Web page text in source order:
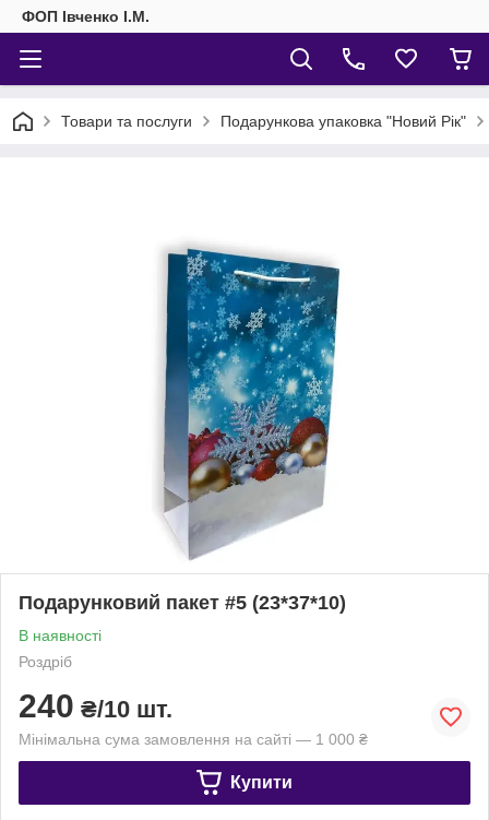
ФОП Івченко І.М.
Товари та послуги Подарункова упаковка "Новий Рік"
Подарунковий пакет #5 (23*37*10)
В наявності
Роздріб
240 ₴/10 шт.
Мінімальна сума замовлення на сайті — 1 000 ₴
Купити